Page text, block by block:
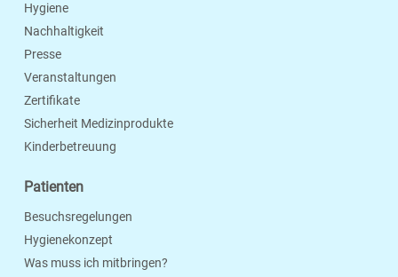
Hygiene
Nachhaltigkeit
Presse
Veranstaltungen
Zertifikate
Sicherheit Medizinprodukte
Kinderbetreuung
Patienten
Besuchsregelungen
Hygienekonzept
Was muss ich mitbringen?